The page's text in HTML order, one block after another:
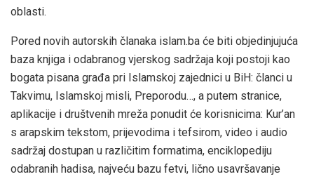
oblasti.
Pored novih autorskih članaka islam.ba će biti objedinjujuća
baza knjiga i odabranog vjerskog sadržaja koji postoji kao
bogata pisana građa pri Islamskoj zajednici u BiH: članci u
Takvimu, Islamskoj misli, Preporodu…, a putem stranice,
aplikacije i društvenih mreža ponudit će korisnicima: Kur’an
s arapskim tekstom, prijevodima i tefsirom, video i audio
sadržaj dostupan u različitim formatima, enciklopediju
odabranih hadisa, najveću bazu fetvi, lično usavršavanje